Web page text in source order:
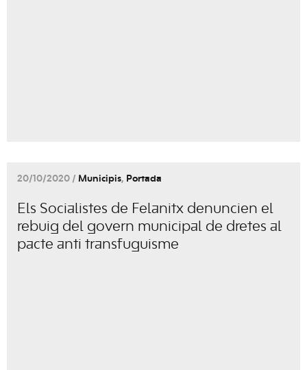
20/10/2020 / Municipis, Portada
Els Socialistes de Felanitx denuncien el
rebuig del govern municipal de dretes al
pacte anti transfuguisme